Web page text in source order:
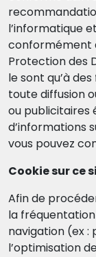
l’informatique
conformément
Protection des
le sont qu’à
toute diffusion
ou publicitaires
d’informations
vous pouvez
Cookie sur ce
Afin de
la
navigation (ex :
l’optimisation